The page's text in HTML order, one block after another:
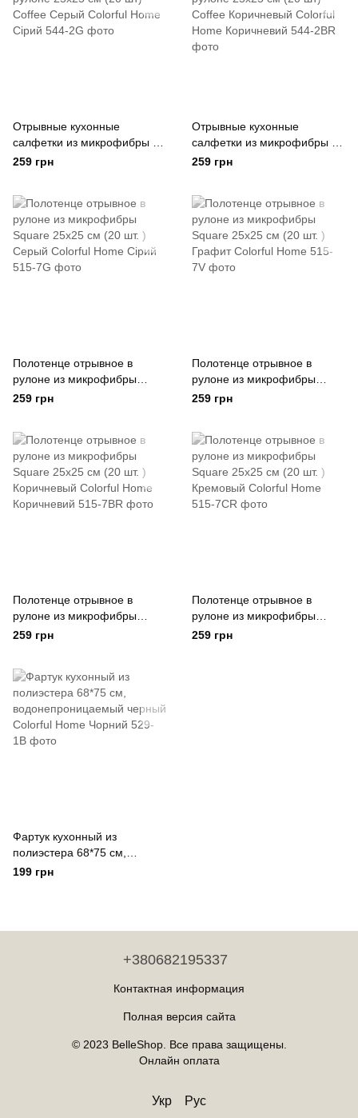
Отрывные кухонные
салфетки из микрофибры в
рулоне 25х25 см (20 шт)
259 грн
Отрывные кухонные
салфетки из микрофибры в
рулоне 25х25 см (20 шт)
259 грн
Полотенце отрывное в
рулоне из микрофибры
Square 25x25 см (20 шт. )
259 грн
Полотенце отрывное в
рулоне из микрофибры
Square 25x25 см (20 шт. )
259 грн
Полотенце отрывное в
рулоне из микрофибры
Square 25x25 см (20 шт. )
259 грн
Полотенце отрывное в
рулоне из микрофибры
Square 25x25 см (20 шт. )
259 грн
Фартук кухонный из
полиэстера 68*75 см,
водонепроницаемый черный
199 грн
+380682195337
Контактная информация
Полная версия сайта
© 2023 BelleShop. Все права защищены.
Онлайн оплата
Укр Рус